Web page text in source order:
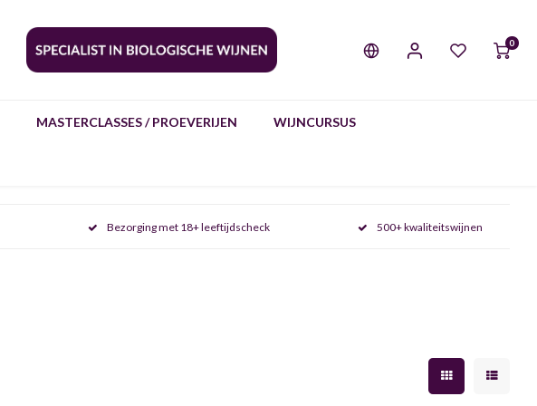
0
MASTERCLASSES / PROEVERIJEN WIJNCURSUS
Bezorging met 18+ leeftijdscheck 500+ kwaliteitswijnen